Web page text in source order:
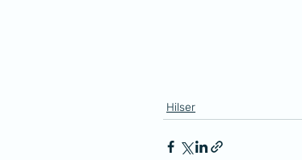
Hilser